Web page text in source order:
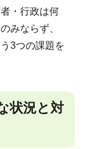
・行政は何
みならず、
3つの課題を
状況と対